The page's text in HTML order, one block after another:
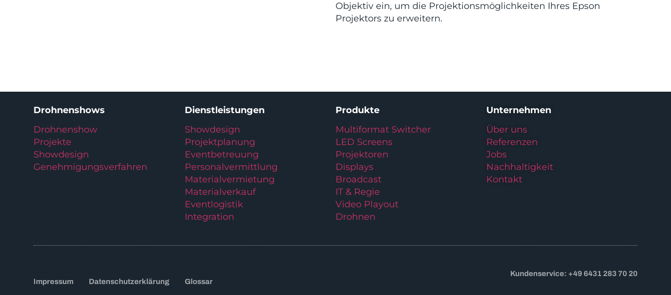
Objektiv ein, um die Projektionsmöglichkeiten Ihres Epson
Projektors zu erweitern.
Drohnenshows
Drohnenshow
Projekte
Showdesign
Genehmigungsverfahren
Dienstleistungen
Showdesign
Projektplanung
Eventbetreuung
Personalvermittlung
Materialvermietung
Materialverkauf
Eventlogistik
Integration
Produkte
Multiformat Switcher
LED Screens
Projektoren
Displays
Broadcast
IT & Regie
Video Playout
Drohnen
Unternehmen
Über uns
Referenzen
Jobs
Nachhaltigkeit
Kontakt
Impressum Datenschutzerklärung Glossar
Kundenservice: +49 6431 283 70 20